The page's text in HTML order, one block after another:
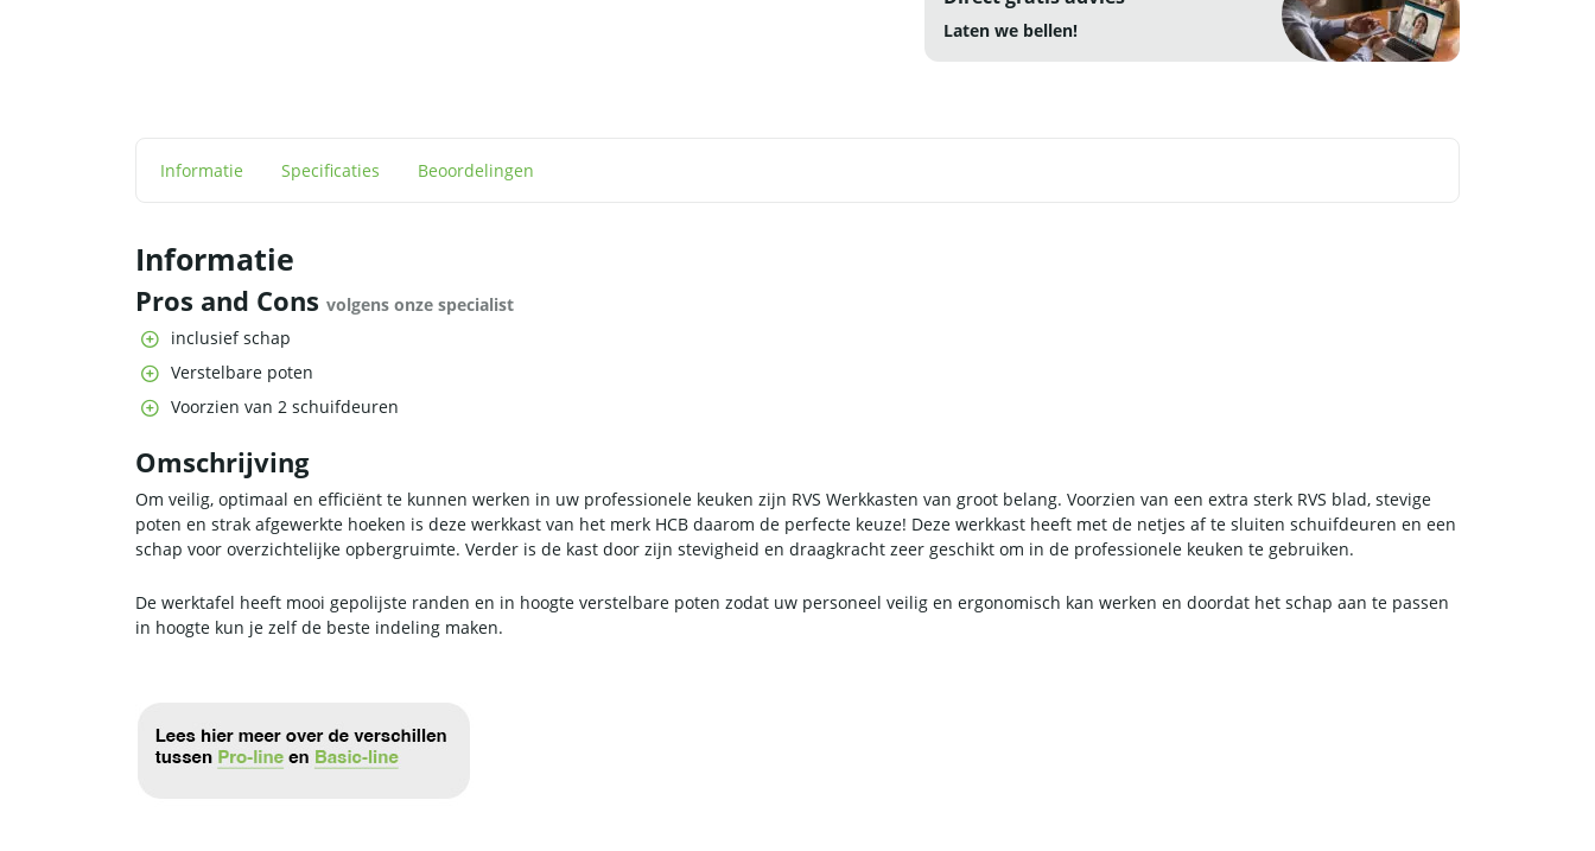
Laten we bellen!
Informatie Specificaties Beoordelingen
Informatie
Pros and Cons volgens onze specialist
inclusief schap
Verstelbare poten
Voorzien van 2 schuifdeuren
Omschrijving
Om veilig, optimaal en efficiënt te kunnen werken in uw professionele keuken zijn RVS Werkkasten van groot belang. Voorzien van een extra sterk RVS blad, stevige
poten en strak afgewerkte hoeken is deze werkkast van het merk HCB daarom de perfecte keuze! Deze werkkast heeft met de netjes af te sluiten schuifdeuren en een
schap voor overzichtelijke opbergruimte. Verder is de kast door zijn stevigheid en draagkracht zeer geschikt om in de professionele keuken te gebruiken.
De werktafel heeft mooi gepolijste randen en in hoogte verstelbare poten zodat uw personeel veilig en ergonomisch kan werken en doordat het schap aan te passen
in hoogte kun je zelf de beste indeling maken.